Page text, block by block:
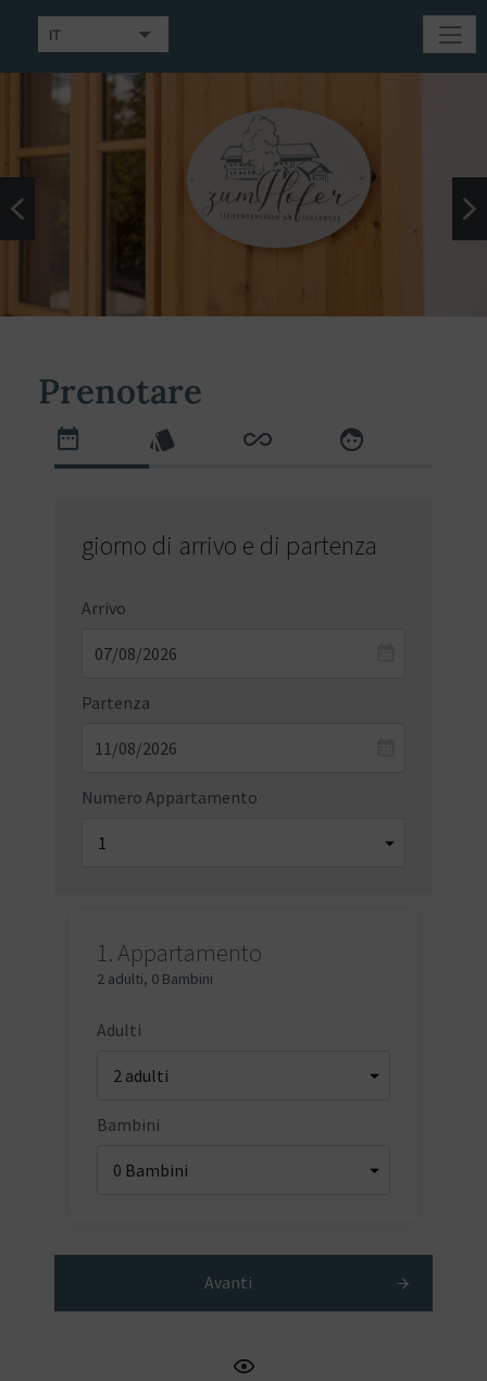
IT
DE
Prenotare
giorno di arrivo e di partenza
Arrivo
Partenza
Numero Appartamento
1. Appartamento
2 adulti, 0 Bambini
Adulti
Bambini
Avanti